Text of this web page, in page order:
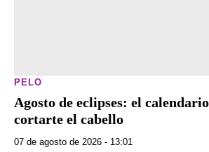
PELO
Agosto de eclipses: el
cortarte el cabello
07 de agosto de 2026 - 13:01